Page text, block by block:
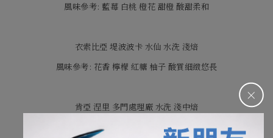
＋
風味參考: 藍莓 白桃 橙花 甜橙 酸甜柔和
衣索比亞 堤波波卡 水仙 水洗 淺焙
風味參考: 花香 檸檬 紅糖 柚子 酸質細緻悠長
肯亞 涅里 多門處理廠 水洗 淺中焙
風味參考: 抹茶鮮甜 醋栗 李子 酸質明亮 口感清爽